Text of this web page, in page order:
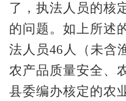
了，执法人员的核
的问题。如上所述
法人员46人（未含
农产品质量安全、
县委编办核定的农